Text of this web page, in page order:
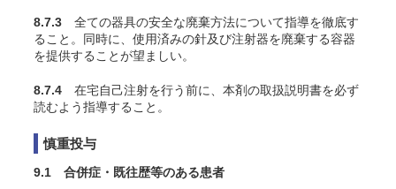
8.7.3 全ての器具の安全な廃棄方法について指導を徹底す
ること。同時に、使用済みの針及び注射器を廃棄する容器
を提供することが望ましい。
8.7.4 在宅自己注射を行う前に、本剤の取扱説明書を必ず
読むよう指導すること。
慎重投与
9.1 合併症・既往歴等のある患者